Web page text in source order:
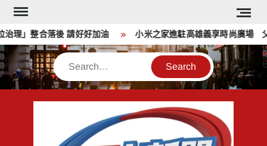
Skip
content
理」整合落後 請好好加油 小米之家進駐高雄義享時尚廣場
Search